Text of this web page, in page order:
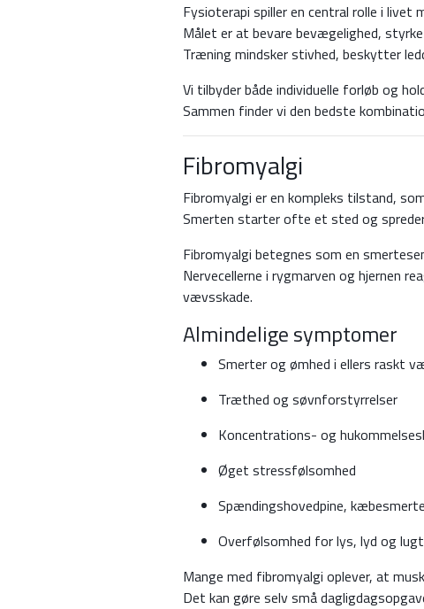
Fysioterapi spiller en central rolle i livet
Målet er at bevare bevægelighed,
Træning mindsker stivhed, beskytter
Vi tilbyder både individuelle forløb og
Sammen finder vi den bedste
Fibromyalgi
Fibromyalgi er en kompleks tilstand,
Smerten starter ofte et sted og
Fibromyalgi betegnes som en
Nervecellerne i rygmarven og hjernen
vævsskade.
Almindelige symptomer
Smerter og ømhed i ellers raskt
Træthed og søvnforstyrrelser
Koncentrations- og
Øget stressfølsomhed
Spændingshovedpine,
Overfølsomhed for lys, lyd og
Mange med fibromyalgi oplever, at
Det kan gøre selv små